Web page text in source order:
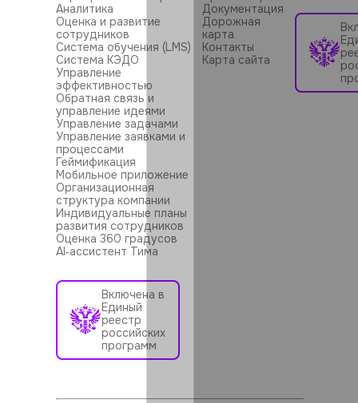
Аналитика
Оценка и развитие
сотрудников
Система обучения (LMS)
Система КЭДО
Управление
эффективностью
Обратная связь и
управление идеями
Управление задачами
Управление заявками и
процессами
Геймификация
Мобильное приложение
Организационная
структура компании
Индивидуальные планы
развития сотрудников
Оценка 360 градусов
AI‑ассистент Тима
Документация
Дорожная
карта
Контакты
Карта сайта
Включена в
Единый
реестр
российских
программ